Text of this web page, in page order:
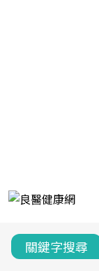
關鍵字搜尋